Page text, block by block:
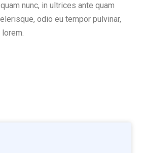
nunc, in ultrices ante quam
odio eu tempor pulvinar,